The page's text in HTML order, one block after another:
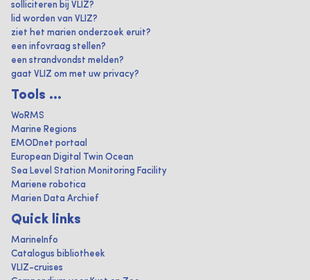
solliciteren bij VLIZ?
lid worden van VLIZ?
ziet het marien onderzoek eruit?
een infovraag stellen?
een strandvondst melden?
gaat VLIZ om met uw privacy?
Tools ...
WoRMS
Marine Regions
EMODnet portaal
European Digital Twin Ocean
Sea Level Station Monitoring Facility
Mariene robotica
Marien Data Archief
Quick links
MarineInfo
Catalogus bibliotheek
VLIZ-cruises